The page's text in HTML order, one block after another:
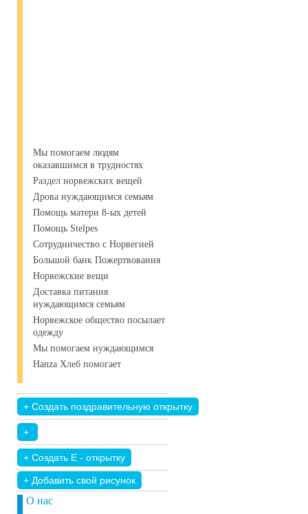
Мы помогаем людям
оказавшимся в трудностях
Раздел норвежских вещей
Дрова нуждающимся семьям
Помощь матери 8-ых детей
Помощь Stelpes
Сотрудничество с Норвегией
Большой банк Пожертвования
Норвежские вещи
Доставка питания
нуждающимся семьям
Норвежское общество посылает
одежду
Мы помогаем нуждающимся
Hanza Хлеб помогает
+ Добавить свой ​​рисунок
О нас